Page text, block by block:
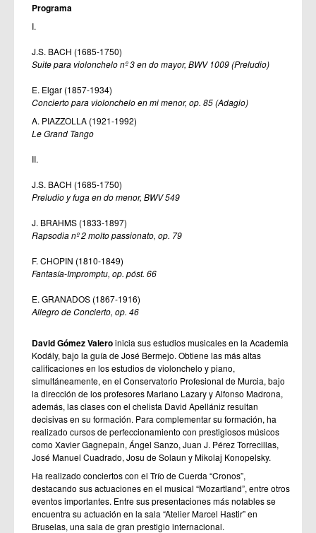
Programa
I.
J.S. BACH (1685-1750)
Suite para violonchelo nº 3 en do mayor, BWV 1009 (Preludio)
E. Elgar (1857-1934)
Concierto para violonchelo en mi menor, op. 85 (Adagio)
A. PIAZZOLLA (1921-1992)
Le Grand Tango
II.
J.S. BACH (1685-1750)
Preludio y fuga en do menor, BWV 549
J. BRAHMS (1833-1897)
Rapsodia nº 2 molto passionato, op. 79
F. CHOPIN (1810-1849)
Fantasía-Impromptu, op. póst. 66
E. GRANADOS (1867-1916)
Allegro de Concierto, op. 46
David Gómez Valeroinicia sus estudios musicales en la Academia
Kodály, bajo la guía de José Bermejo. Obtiene las más altas
calificaciones en los estudios de violonchelo y piano,
simultáneamente, en el Conservatorio Profesional de Murcia, bajo
la dirección de los profesores Mariano Lazary y Alfonso Madrona,
además, las clases con el chelista David Apellániz resultan
decisivas en su formación. Para complementar su formación, ha
realizado cursos de perfeccionamiento con prestigiosos músicos
como Xavier Gagnepain, Ángel Sanzo, Juan J. Pérez Torrecillas,
José Manuel Cuadrado, Josu de Solaun y Mikolaj Konopelsky.
Ha realizado conciertos con el Trío de Cuerda “Cronos”,
destacando sus actuaciones en el musical “Mozartland”, entre otros
eventos importantes. Entre sus presentaciones más notables se
encuentra su actuación en la sala “Atelier Marcel Hastir” en
Bruselas, una sala de gran prestigio internacional.